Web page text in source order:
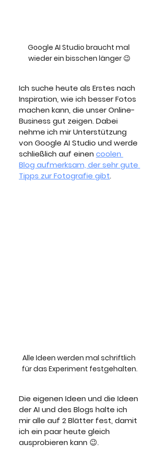
Google AI Studio braucht mal
wieder ein bisschen länger 😉
Ich suche heute als Erstes nach
Inspiration, wie ich besser Fotos
machen kann, die unser Online-
Business gut zeigen. Dabei
nehme ich mir Unterstützung
von Google AI Studio und werde
schließlich auf einen coolen
Blog aufmerksam, der sehr gute
Tipps zur Fotografie gibt.
Alle Ideen werden mal schriftlich
für das Experiment festgehalten.
Die eigenen Ideen und die Ideen
der AI und des Blogs halte ich
mir alle auf 2 Blätter fest, damit
ich ein paar heute gleich
ausprobieren kann 😉.